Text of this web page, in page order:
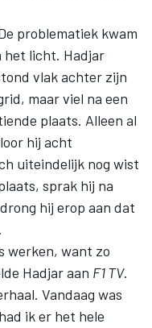
problematiek kwam
het licht. Hadjar
vlak achter zijn
maar viel na een
plaats. Alleen al
hij acht
uiteindelijk nog wist
sprak hij na
hij erop aan dat
werken, want zo
Hadjar aan F1 TV.
Vandaag was
ik er het hele